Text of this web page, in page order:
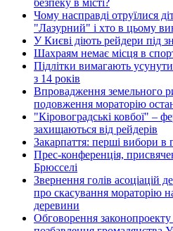
Чому насправді отруїлися
"Лазурний" і хто в цьому
У Києві діють рейдери
Шахраям немає місця в
Підлітки вимагають
з 14 років
Впровадження земельного
подовження мораторію
"Кіровоградські ковбої" –
захищаються від рейдерів
Закарпаття: перші вибори в
Прес-конференція,
Брюсселі
Звернення голів асоціацій
про скасування мораторію
деревини
Обговорення